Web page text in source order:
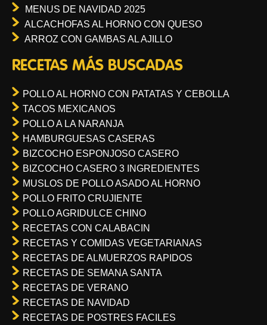
MENUS DE NAVIDAD 2025
ALCACHOFAS AL HORNO CON QUESO
ARROZ CON GAMBAS AL AJILLO
RECETAS MÁS BUSCADAS
POLLO AL HORNO CON PATATAS Y CEBOLLA
TACOS MEXICANOS
POLLO A LA NARANJA
HAMBURGUESAS CASERAS
BIZCOCHO ESPONJOSO CASERO
BIZCOCHO CASERO 3 INGREDIENTES
MUSLOS DE POLLO ASADO AL HORNO
POLLO FRITO CRUJIENTE
POLLO AGRIDULCE CHINO
RECETAS CON CALABACIN
RECETAS Y COMIDAS VEGETARIANAS
RECETAS DE ALMUERZOS RAPIDOS
RECETAS DE SEMANA SANTA
RECETAS DE VERANO
RECETAS DE NAVIDAD
RECETAS DE POSTRES FACILES